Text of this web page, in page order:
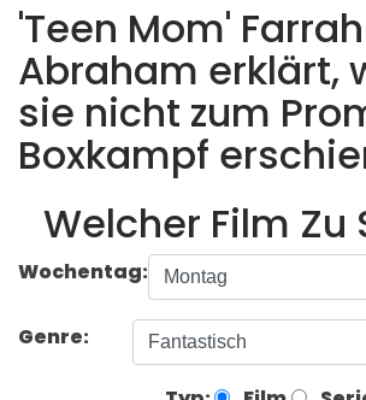
'Teen Mom' ​​Farrah
Abraham erklärt,
sie nicht zum
Boxkampf
Welcher Film Zu
Wochentag:
Genre: